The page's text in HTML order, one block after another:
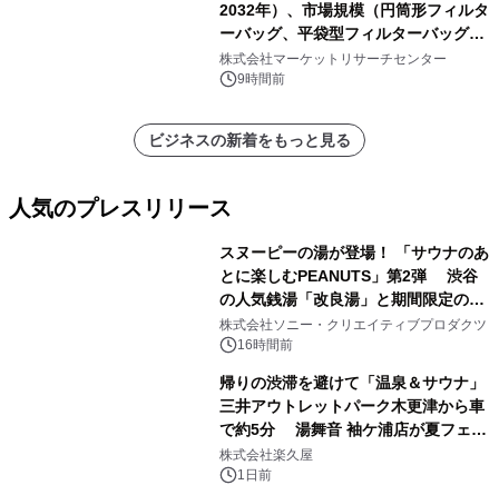
2032年）、市場規模（円筒形フィルタ
ーバッグ、平袋型フィルターバッグ、
プリーツフィルターバッグ、その
他）・分析レポートを発表
株式会社マーケットリサーチセンター
9時間前
ビジネスの新着をもっと見る
人気のプレスリリース
スヌーピーの湯が登場！ 「サウナのあ
とに楽しむPEANUTS」第2弾 渋谷
の人気銭湯「改良湯」と期間限定のコ
ラボレーション サウナイキタイコラ
ボグッズも発売決定！
株式会社ソニー・クリエイティブプロダクツ
16時間前
帰りの渋滞を避けて「温泉＆サウナ」
三井アウトレットパーク木更津から車
で約5分 湯舞音 袖ケ浦店が夏フェア
メニューを提供
株式会社楽久屋
1日前